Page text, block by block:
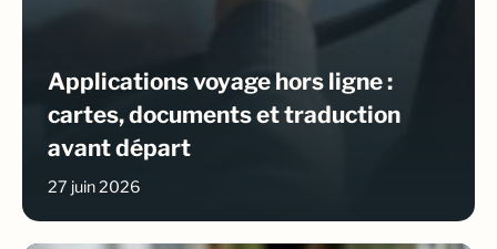
Applications voyage hors ligne :
cartes, documents et traduction
avant départ
27 juin 2026